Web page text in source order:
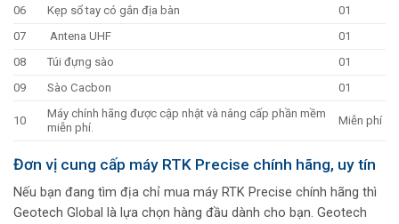
06
Kẹp sổ tay có gắn địa bàn
01
07
Antena UHF
01
08
Túi đựng sào
01
09
Sào Cacbon 01
10
Máy chính hãng được cập nhật và nâng cấp phần mềm
miễn phí.
Miễn phí
Đơn vị cung cấp máy RTK Precise chính hãng, uy tín
Nếu bạn đang tìm địa chỉ mua máy RTK Precise chính hãng thì
Geotech Global là lựa chọn hàng đầu dành cho bạn. Geotech